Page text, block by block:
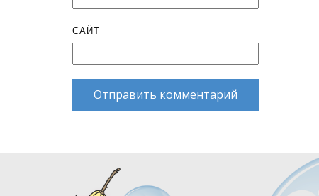
САЙТ
Отправить комментарий